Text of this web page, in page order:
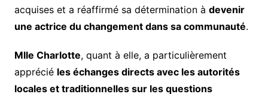
acquises et a réaffirmé sa détermination à devenir
une actrice du changement dans sa communauté.
Mlle Charlotte, quant à elle, a particulièrement
apprécié les échanges directs avec les autorités
locales et traditionnelles sur les questions